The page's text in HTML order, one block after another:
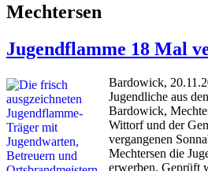
Mechtersen
Jugendflamme 18 Mal
Bardowick,
Jugendliche aus
Bardowick,
Wittorf und der
vergangenen
Mechtersen die
erwerben. Geprüft